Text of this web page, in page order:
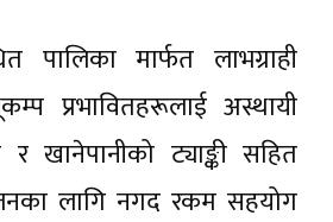
पालिका मार्फत लाभग्राही
प्रभावितहरूलाई अस्थायी
खानेपानीको ट्याङ्की सहित
लागि नगद रकम सहयोग